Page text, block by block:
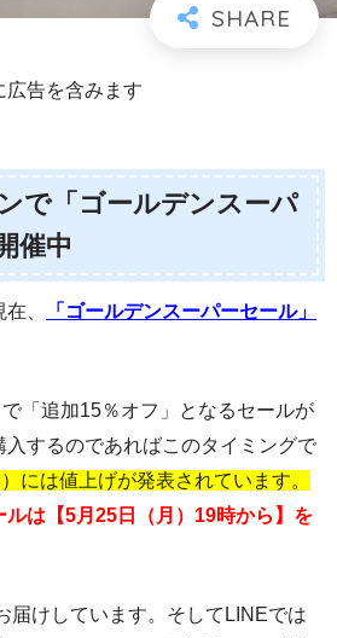
告を含みます
で「ゴールデンスーパ
催中
、
「ゴールデンスーパーセール」
「追加15％オフ」となるセールが
入するのであればこのタイミングで
には値上げが発表されています。
ルは【5月25日（月）19時から】を
届けしています。そしてLINEでは